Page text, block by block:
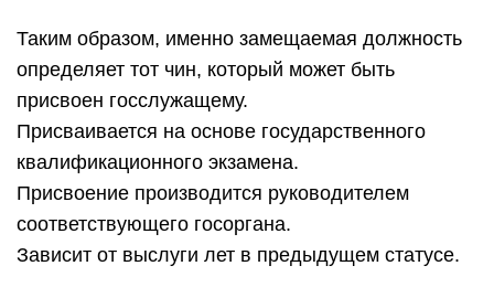
Таким образом, именно замещаемая должность
определяет тот чин, который может быть
присвоен госслужащему.
Присваивается на основе государственного
квалификационного экзамена.
Присвоение производится руководителем
соответствующего госоргана.
Зависит от выслуги лет в предыдущем статусе.